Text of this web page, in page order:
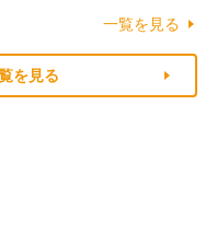
一覧を見る
を見る